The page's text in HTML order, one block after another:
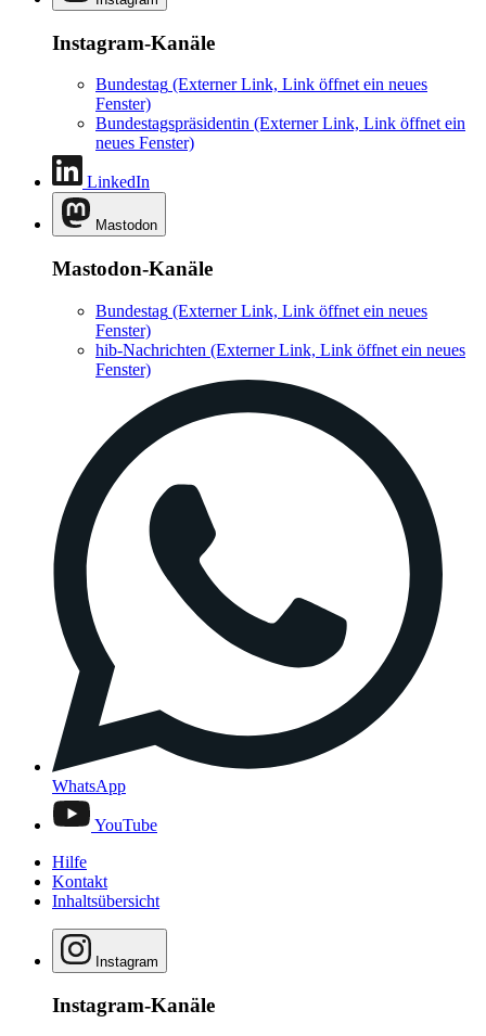
Instagram-Kanäle
Bundestag (Externer Link, Link öffnet ein neues
Fenster)
Bundestagspräsidentin (Externer Link, Link öffnet ein
neues Fenster)
LinkedIn
Mastodon
Mastodon-Kanäle
Bundestag (Externer Link, Link öffnet ein neues
Fenster)
hib-Nachrichten (Externer Link, Link öffnet ein neues
Fenster)
WhatsApp
YouTube
Hilfe
Kontakt
Inhaltsübersicht
Instagram
Instagram-Kanäle